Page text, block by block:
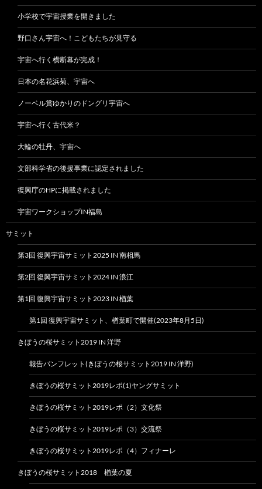
小学校で宇宙授業を開きました
野口さん宇宙へ！こどもたちが見守る
宇宙へ行く横断幕が完成！
日本の名花浜菊、宇宙へ
ノーベル賞ゆかりのドングリ宇宙へ
宇宙へ行く古代米？
大輪の牡丹、宇宙へ
文部科学省の後援事業に認定されました
復興庁のHPに掲載されました
宇宙ワークショップIN福島
サミット
第3回 復興宇宙サミット2025 IN 南相馬
第2回 復興宇宙サミット2024 IN 浪江
第1回 復興宇宙サミット2023 IN 楢葉
第1回 復興宇宙サミット、楢葉町で開催(2023年8月5日)
きぼうの桜サミット2019 IN 洋野
報告パンフレット(きぼうの桜サミット2019 IN 洋野)
きぼうの桜サミット2019レポ(1)ヤングサミット
きぼうの桜サミット2019レポ（2）文化祭
きぼうの桜サミット2019レポ（3）交流祭
きぼうの桜サミット2019レポ（4）フィナーレ
きぼうの桜サミット2018 楢葉の夏